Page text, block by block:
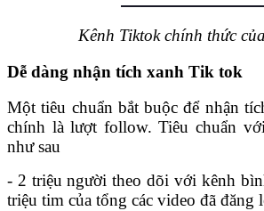
Kênh Tiktok chính thức
Dễ dàng nhận tích xanh Tik tok
Một tiêu chuẩn bắt buộc để nhận
chính là lượt follow. Tiêu chuẩn
như sau
- 2 triệu người theo dõi với kênh
triệu tim của tổng các video đã đăng